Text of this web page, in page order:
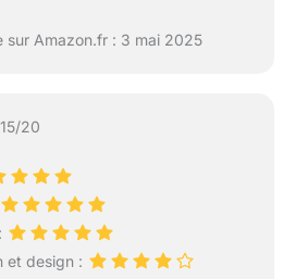
sur Amazon.fr : 3 mai 2025
20
et design :